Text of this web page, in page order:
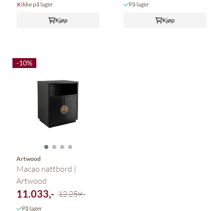
Ikke på lager
Kjøp
På lager
Kjøp
-10%
Artwood
Macao nattbord |
Artwood
11.033,- 12.259,-
På lager